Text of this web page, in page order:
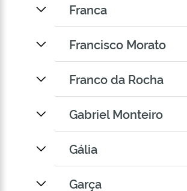
Franca
Francisco Morato
Franco da Rocha
Gabriel Monteiro
Gália
Garça